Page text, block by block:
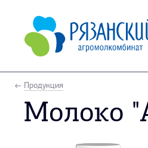
Продукция
Молоко